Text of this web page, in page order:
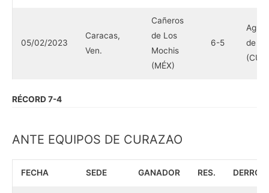
05/02/2023
Caracas,
Ven.
Cañeros
de Los
Mochis
(MÉX)
6-5
de
(CUB)
RÉCORD 7-4
ANTE EQUIPOS DE CURAZAO
FECHA SEDE GANADOR RES.